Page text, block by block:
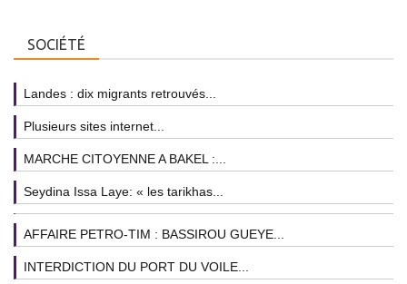
SOCIÉTÉ
Landes : dix migrants retrouvés...
Plusieurs sites internet...
MARCHE CITOYENNE A BAKEL :...
Seydina Issa Laye: « les tarikhas...
AFFAIRE PETRO-TIM : BASSIROU GUEYE...
INTERDICTION DU PORT DU VOILE...